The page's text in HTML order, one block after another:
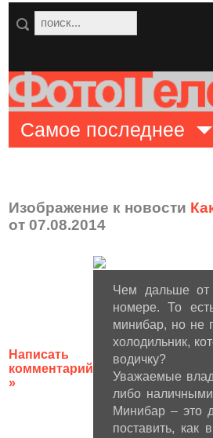
Самое последнее
Изображение к новости
от 07.08.2014
Написать
комментарий
»
Чем дальше от
номере. То
минибар, но не
холодильник,
водичку?
Уважаемые
либо
Минибар – это
поставить, как